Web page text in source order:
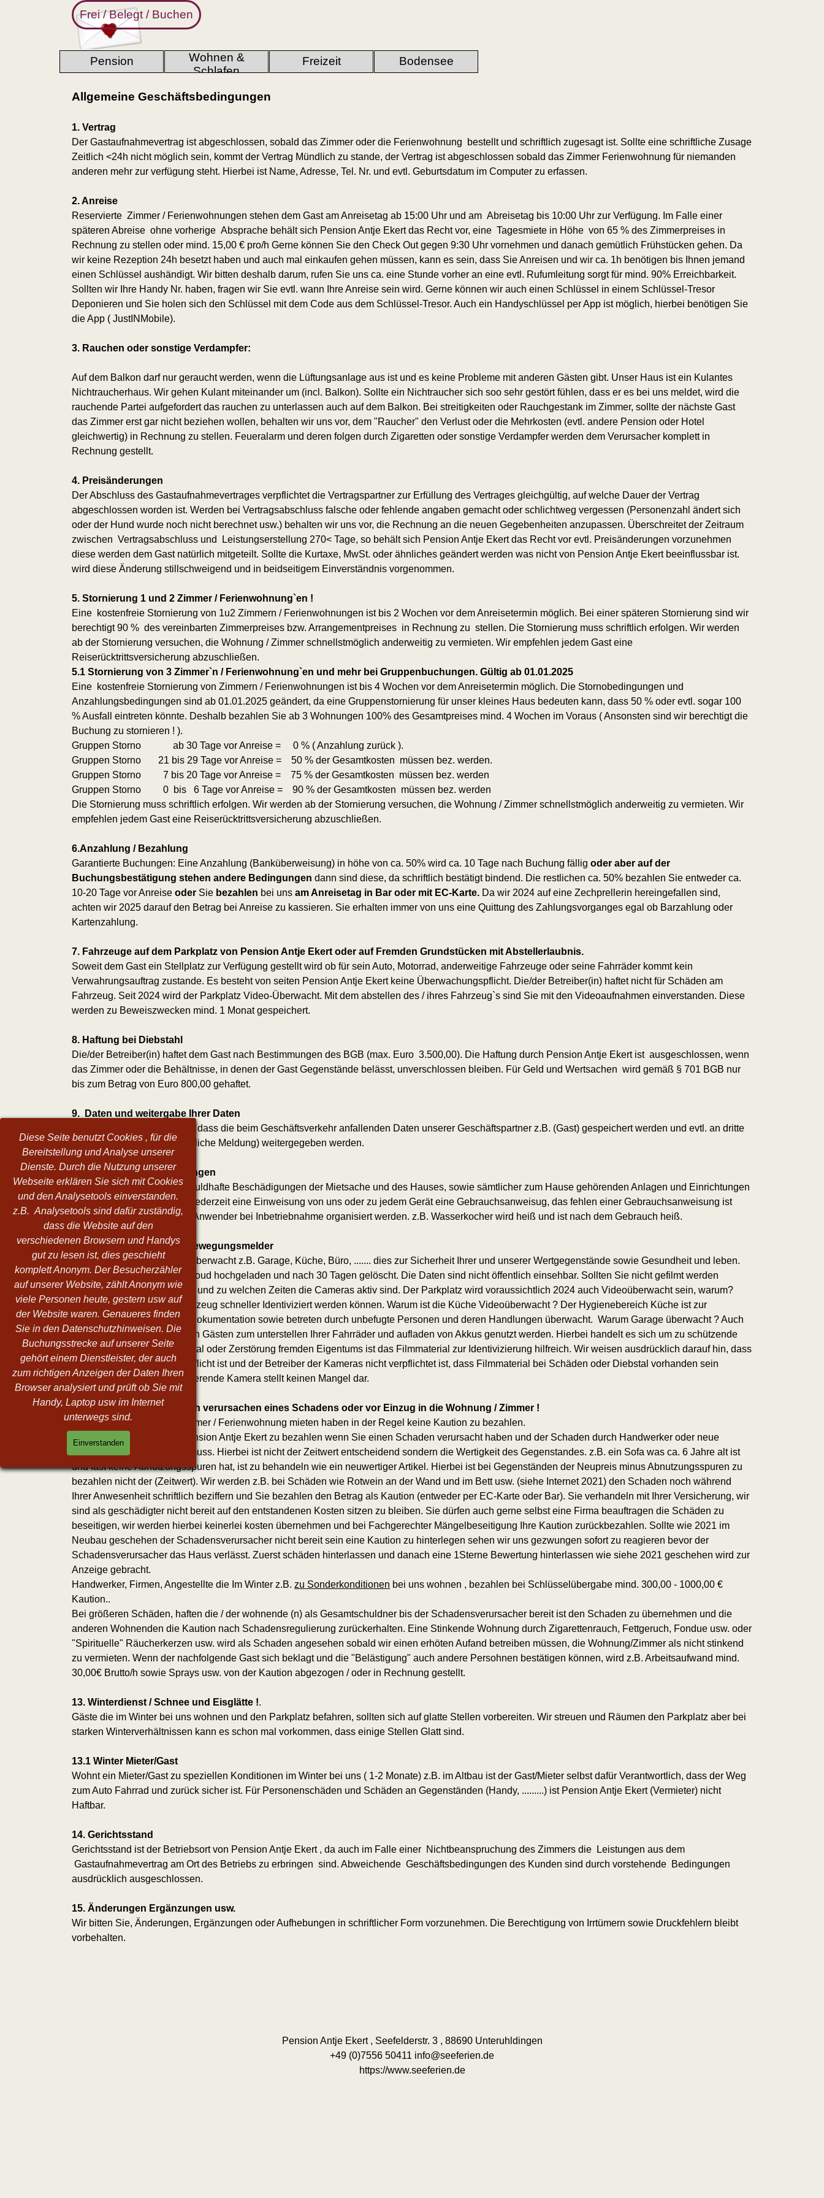
Diese Seite benutzt Cookies , für die
Bereitstellung und Analyse unserer
Dienste. Durch die Nutzung unserer
Webseite erklären Sie sich mit Cookies
und den Analysetools einverstanden.
z.B. Analysetools sind dafür zuständig,
dass die Website auf den
verschiedenen Browsern und Handys
gut zu lesen ist, dies geschieht
komplett Anonym. Der Besucherzähler
auf unserer Website, zählt Anonym wie
viele Personen heute, gestern usw auf
der Website waren. Genaueres finden
Sie in den Datenschutzhinweisen. Die
Buchungsstrecke auf unserer Seite
gehört einem Dienstleister, der auch
zum richtigen Anzeigen der Daten Ihren
Browser analysiert und prüft ob Sie mit
Handy, Laptop usw im Internet
unterwegs sind.
Einverstanden
Direkt zum Seiteninhalt
Menü überspringen
Pension ▼
Wohnen &
Schlafen
▼
Freizeit ▼
Bodensee
Frei / Belegt / Buchen
Allgemeine Geschäftsbedingungen
1. Vertrag
Der Gastaufnahmevertrag ist abgeschlossen, sobald das Zimmer oder die Ferienwohnung bestellt und schriftlich zugesagt ist. Sollte eine schriftliche Zusage
Zeitlich <24h nicht möglich sein, kommt der Vertrag Mündlich zu stande, der Vertrag ist abgeschlossen sobald das Zimmer Ferienwohnung für niemanden
anderen mehr zur verfügung steht. Hierbei ist Name, Adresse, Tel. Nr. und evtl. Geburtsdatum im Computer zu erfassen.
2. Anreise
Reservierte Zimmer / Ferienwohnungen stehen dem Gast am Anreisetag ab 15:00 Uhr und am Abreisetag bis 10:00 Uhr zur Verfügung. Im Falle einer
späteren Abreise ohne vorherige Absprache behält sich Pension Antje Ekert das Recht vor, eine Tagesmiete in Höhe von 65 % des Zimmerpreises in
Rechnung zu stellen oder mind. 15,00 € pro/h Gerne können Sie den Check Out gegen 9:30 Uhr vornehmen und danach gemütlich Frühstücken gehen. Da
wir keine Rezeption 24h besetzt haben und auch mal einkaufen gehen müssen, kann es sein, dass Sie Anreisen und wir ca. 1h benötigen bis Ihnen jemand
einen Schlüssel aushändigt. Wir bitten deshalb darum, rufen Sie uns ca. eine Stunde vorher an eine evtl. Rufumleitung sorgt für mind. 90% Erreichbarkeit.
Sollten wir Ihre Handy Nr. haben, fragen wir Sie evtl. wann Ihre Anreise sein wird. Gerne können wir auch einen Schlüssel in einem Schlüssel-Tresor
Deponieren und Sie holen sich den Schlüssel mit dem Code aus dem Schlüssel-Tresor. Auch ein Handyschlüssel per App ist möglich, hierbei benötigen Sie
die App ( JustINMobile).
3. Rauchen oder sonstige Verdampfer:
Auf dem Balkon darf nur geraucht werden, wenn die Lüftungsanlage aus ist und es keine Probleme mit anderen Gästen gibt. Unser Haus ist ein Kulantes
Nichtraucherhaus. Wir gehen Kulant miteinander um (incl. Balkon). Sollte ein Nichtraucher sich soo sehr gestört fühlen, dass er es bei uns meldet, wird die
rauchende Partei aufgefordert das rauchen zu unterlassen auch auf dem Balkon. Bei streitigkeiten oder Rauchgestank im Zimmer, sollte der nächste Gast
das Zimmer erst gar nicht beziehen wollen, behalten wir uns vor, dem "Raucher" den Verlust oder die Mehrkosten (evtl. andere Pension oder Hotel
gleichwertig) in Rechnung zu stellen. Feueralarm und deren folgen durch Zigaretten oder sonstige Verdampfer werden dem Verursacher komplett in
Rechnung gestellt.
4. Preisänderungen
Der Abschluss des Gastaufnahmevertrages verpflichtet die Vertragspartner zur Erfüllung des Vertrages gleichgültig, auf welche Dauer der Vertrag
abgeschlossen worden ist. Werden bei Vertragsabschluss falsche oder fehlende angaben gemacht oder schlichtweg vergessen (Personenzahl ändert sich
oder der Hund wurde noch nicht berechnet usw.) behalten wir uns vor, die Rechnung an die neuen Gegebenheiten anzupassen. Überschreitet der Zeitraum
zwischen Vertragsabschluss und Leistungserstellung 270< Tage, so behält sich Pension Antje Ekert das Recht vor evtl. Preisänderungen vorzunehmen
diese werden dem Gast natürlich mitgeteilt. Sollte die Kurtaxe, MwSt. oder ähnliches geändert werden was nicht von Pension Antje Ekert beeinflussbar ist.
wird diese Änderung stillschweigend und in beidseitigem Einverständnis vorgenommen.
5. Stornierung 1 und 2 Zimmer / Ferienwohnung`en !
Eine kostenfreie Stornierung von 1u2 Zimmern / Ferienwohnungen ist bis 2 Wochen vor dem Anreisetermin möglich. Bei einer späteren Stornierung sind wir
berechtigt 90 % des vereinbarten Zimmerpreises bzw. Arrangementpreises in Rechnung zu stellen. Die Stornierung muss schriftlich erfolgen. Wir werden
ab der Stornierung versuchen, die Wohnung / Zimmer schnellstmöglich anderweitig zu vermieten. Wir empfehlen jedem Gast eine
Reiserücktrittsversicherung abzuschließen.
5.1 Stornierung von 3 Zimmer`n / Ferienwohnung`en und mehr bei Gruppenbuchungen. Gültig ab 01.01.2025
Eine kostenfreie Stornierung von Zimmern / Ferienwohnungen ist bis 4 Wochen vor dem Anreisetermin möglich. Die Stornobedingungen und
Anzahlungsbedingungen sind ab 01.01.2025 geändert, da eine Gruppenstornierung für unser kleines Haus bedeuten kann, dass 50 % oder evtl. sogar 100
% Ausfall eintreten könnte. Deshalb bezahlen Sie ab 3 Wohnungen 100% des Gesamtpreises mind. 4 Wochen im Voraus ( Ansonsten sind wir berechtigt die
Buchung zu stornieren ! ).
Gruppen Storno ab 30 Tage vor Anreise = 0 % ( Anzahlung zurück ).
Gruppen Storno 21 bis 29 Tage vor Anreise = 50 % der Gesamtkosten müssen bez. werden.
Gruppen Storno 7 bis 20 Tage vor Anreise = 75 % der Gesamtkosten müssen bez. werden
Gruppen Storno 0 bis 6 Tage vor Anreise = 90 % der Gesamtkosten müssen bez. werden
Die Stornierung muss schriftlich erfolgen. Wir werden ab der Stornierung versuchen, die Wohnung / Zimmer schnellstmöglich anderweitig zu vermieten. Wir
empfehlen jedem Gast eine Reiserücktrittsversicherung abzuschließen.
6.Anzahlung / Bezahlung
Garantierte Buchungen: Eine Anzahlung (Banküberweisung) in höhe von ca. 50% wird ca. 10 Tage nach Buchung fälligoder aber auf der
Buchungsbestätigung stehen andere Bedingungen dann sind diese, da schriftlich bestätigt bindend. Die restlichen ca. 50% bezahlen Sie entweder ca.
10-20 Tage vor Anreiseoder Sie bezahlen bei unsam Anreisetag in Bar oder mit EC-Karte. Da wir 2024 auf eine Zechprellerin hereingefallen sind,
achten wir 2025 darauf den Betrag bei Anreise zu kassieren. Sie erhalten immer von uns eine Quittung desZahlungsvorganges egal ob Barzahlung oder
Kartenzahlung.
7. Fahrzeuge auf dem Parkplatz von Pension Antje Ekert oder auf Fremden Grundstücken mit Abstellerlaubnis.
Soweit dem Gast ein Stellplatz zur Verfügung gestellt wird ob für sein Auto, Motorrad, anderweitige Fahrzeuge oder seine Fahrräder kommt kein
Verwahrungsauftrag zustande. Es besteht von seiten Pension Antje Ekert keine Überwachungspflicht. Die/der Betreiber(in) haftet nicht für Schäden am
Fahrzeug. Seit 2024 wird der Parkplatz Video-Überwacht. Mit dem abstellen des / ihres Fahrzeug`s sind Sie mit den Videoaufnahmen einverstanden. Diese
werden zu Beweiszwecken mind. 1 Monat gespeichert.
8. Haftung bei Diebstahl
Die/der Betreiber(in) haftet dem Gast nach Bestimmungen des BGB (max. Euro 3.500,00). Die Haftung durch Pension Antje Ekert ist ausgeschlossen, wenn
das Zimmer oder die Behältnisse, in denen der Gast Gegenstände belässt, unverschlossen bleiben. Für Geld und Wertsachen wird gemäß § 701 BGB nur
bis zum Betrag von Euro 800,00 gehaftet.
9. Daten und weitergabe Ihrer Daten
Es wird darauf hingewiesen, dass die beim Geschäftsverkehr anfallenden Daten unserer Geschäftspartner z.B. (Gast) gespeichert werden und evtl. an dritte
z.B. (Gemeinde, sog. Polizeiliche Meldung) weitergegeben werden.
10. Anlagen und Einrichtungen
Der Besteller/Gast ist für schuldhafte Beschädigungen der Mietsache und des Hauses, sowie sämtlicher zum Hause gehörenden Anlagen und Einrichtungen
verantwortlich. Sie erhalten jederzeit eine Einweisung von uns oder zu jedem Gerät eine Gebrauchsanweisug, das fehlen einer Gebrauchsanweisung ist
kein mangel und muss vom Anwender bei Inbetriebnahme organisiert werden. z.B. Wasserkocher wird heiß und ist nach dem Gebrauch heiß.
11. Videoüberwachung / Bewegungsmelder
Einige Bereiche sind Videoüberwacht z.B. Garage, Küche, Büro, ....... dies zur Sicherheit Ihrer und unserer Wertgegenstände sowie Gesundheit und leben.
Die Daten werden in eine Cloud hochgeladen und nach 30 Tagen gelöscht. Die Daten sind nicht öffentlich einsehbar. Sollten Sie nicht gefilmt werden
wollen, fragen Sie uns wann und zu welchen Zeiten die Cameras aktiv sind. Der Parkplatz wird voraussichtlich 2024 auch Videoüberwacht sein, warum?
damit evtl. Schäden am Fahrzeug schneller Identiviziert werden können. Warum ist die Küche Videoüberwacht ? Der Hygienebereich Küche ist zur
Schadensbegrenzung und Dokumentation sowie betreten durch unbefugte Personen und deren Handlungen überwacht. Warum Garage überwacht ? Auch
die Garage kann von eiinigen Gästen zum unterstellen Ihrer Fahrräder und aufladen von Akkus genutzt werden. Hierbei handelt es sich um zu schützende
Gegenstände und bei Diebstal oder Zerstörung fremden Eigentums ist das Filmmaterial zur Identivizierung hilfreich. Wir weisen ausdrücklich darauf hin, dass
ein evtl. Filmmaterial nicht Pflicht ist und der Betreiber der Kameras nicht verpflichtet ist, dass Filmmaterial bei Schäden oder Diebstal vorhanden sein
müssen. Eine nicht funktionierende Kamera stellt keinen Mangel dar.
12. Kaution / entweder nach verursachen eines Schadens oder vor Einzug in die Wohnung / Zimmer !
Gäste die Kurzfristig ein Zimmer / Ferienwohnung mieten haben in der Regel keine Kaution zu bezahlen.
Eine Kaution ist dann an Pension Antje Ekert zu bezahlen wenn Sie einen Schaden verursacht haben und der Schaden durch Handwerker oder neue
Materialien ersetzt werden muss. Hierbei ist nicht der Zeitwert entscheidend sondern die Wertigkeit des Gegenstandes. z.B. ein Sofa was ca. 6 Jahre alt ist
und fast keine Abnutzungsspuren hat, ist zu behandeln wie ein neuwertiger Artikel. Hierbei ist bei Gegenständen der Neupreis minus Abnutzungsspuren zu
bezahlen nicht der (Zeitwert). Wir werden z.B. bei Schäden wie Rotwein an der Wand und im Bett usw. (siehe Internet 2021) den Schaden noch während
Ihrer Anwesenheit schriftlich beziffern und Sie bezahlen den Betrag als Kaution (entweder per EC-Karte oder Bar). Sie verhandeln mit Ihrer Versicherung, wir
sind als geschädigter nicht bereit auf den entstandenen Kosten sitzen zu bleiben. Sie dürfen auch gerne selbst eine Firma beauftragen die Schäden zu
beseitigen, wir werden hierbei keinerlei kosten übernehmen und bei Fachgerechter Mängelbeseitigung Ihre Kaution zurückbezahlen. Sollte wie 2021 im
Neubau geschehen der Schadensverursacher nicht bereit sein eine Kaution zu hinterlegen sehen wir uns gezwungen sofort zu reagieren bevor der
Schadensverursacher das Haus verlässt. Zuerst schäden hinterlassen und danach eine 1Sterne Bewertung hinterlassen wie siehe 2021 geschehen wird zur
Anzeige gebracht.
Handwerker, Firmen, Angestellte die Im Winter z.B.zu Sonderkonditionen bei uns wohnen , bezahlen bei Schlüsselübergabe mind. 300,00 - 1000,00 €
Kaution..
Bei größeren Schäden, haften die / der wohnende (n) als Gesamtschuldner bis der Schadensverursacher bereit ist den Schaden zu übernehmen und die
anderen Wohnenden die Kaution nach Schadensregulierung zurückerhalten. Eine Stinkende Wohnung durch Zigarettenrauch, Fettgeruch, Fondue usw. oder
"Spirituelle" Räucherkerzen usw. wird als Schaden angesehen sobald wir einen erhöten Aufand betreiben müssen, die Wohnung/Zimmer als nicht stinkend
zu vermieten. Wenn der nachfolgende Gast sich beklagt und die "Belästigung" auch andere Persohnen bestätigen können, wird z.B. Arbeitsaufwand mind.
30,00€ Brutto/h sowie Sprays usw. von der Kaution abgezogen / oder in Rechnung gestellt.
13. Winterdienst / Schnee und Eisglätte !.
Gäste die im Winter bei uns wohnen und den Parkplatz befahren, sollten sich auf glatte Stellen vorbereiten. Wir streuen und Räumen den Parkplatz aber bei
starken Winterverhältnissen kann es schon mal vorkommen, dass einige Stellen Glatt sind.
13.1 Winter Mieter/Gast
Wohnt ein Mieter/Gast zu speziellen Konditionen im Winter bei uns ( 1-2 Monate) z.B. im Altbau ist der Gast/Mieter selbst dafür Verantwortlich, dass der Weg
zum Auto Fahrrad und zurück sicher ist. Für Personenschäden und Schäden an Gegenständen (Handy, .........) ist Pension Antje Ekert (Vermieter) nicht
Haftbar.
14. Gerichtsstand
Gerichtsstand ist der Betriebsort von Pension Antje Ekert , da auch im Falle einer Nichtbeanspruchung des Zimmers die Leistungen aus dem
Gastaufnahmevertrag am Ort des Betriebs zu erbringen sind. Abweichende Geschäftsbedingungen des Kunden sind durch vorstehende Bedingungen
ausdrücklich ausgeschlossen.
15. Änderungen Ergänzungen usw.
Wir bitten Sie, Änderungen, Ergänzungen oder Aufhebungen in schriftlicher Form vorzunehmen. Die Berechtigung von Irrtümern sowie Druckfehlern bleibt
vorbehalten.
Pension Antje Ekert , Seefelderstr. 3 , 88690 Unteruhldingen
+49 (0)7556 50411 info@seeferien.de
https://www.seeferien.de